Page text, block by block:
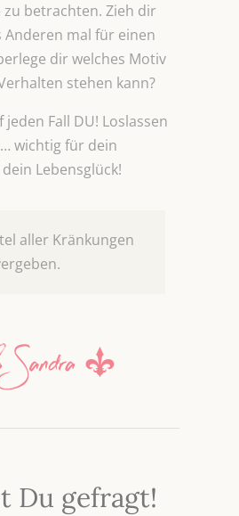
betrachten. Zieh dir
Anderen mal für einen
dir welches Motiv
stehen kann?
Fall DU! Loslassen
wichtig für dein
Lebensglück!
aller Kränkungen
Du gefragt!